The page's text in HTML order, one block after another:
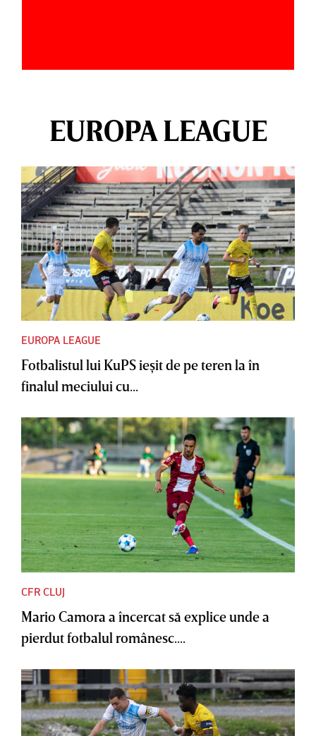
EUROPA LEAGUE
EUROPA LEAGUE
Fotbalistul lui KuPS ieşit de pe teren la în
finalul meciului cu...
CFR CLUJ
Mario Camora a încercat să explice unde a
pierdut fotbalul românesc....